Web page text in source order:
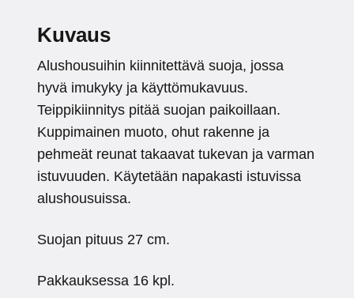
Kuvaus
Alushousuihin kiinnitettävä suoja, jossa
hyvä imukyky ja käyttömukavuus.
Teippikiinnitys pitää suojan paikoillaan.
Kuppimainen muoto, ohut rakenne ja
pehmeät reunat takaavat tukevan ja varman
istuvuuden. Käytetään napakasti istuvissa
alushousuissa.
Suojan pituus 27 cm.
Pakkauksessa 16 kpl.